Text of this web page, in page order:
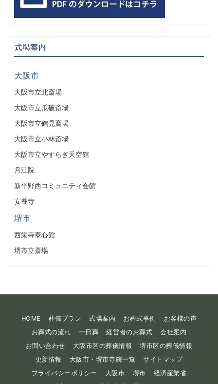
式場案内
大阪市
大阪市立北斎場
大阪市立瓜破斎場
大阪市立鶴見斎場
大阪市立小林斎場
大阪市立やすらぎ天空館
月江院
新平野西コミュニティ会館
安養寺
堺市
西栄寺泰心館
堺市立斎場
HOME 葬儀プラン 式場案内 お葬式事例
お客様の声
お葬式の流れ
一日葬 経営者のお葬式
会社案内
お問い合わせ
大阪市区の葬儀情報
堺市区の葬儀情報
更新情報
大阪市・堺市寺院一覧
サイトマップ
プライバシーポリシー
大阪市 堺市
経済産業省